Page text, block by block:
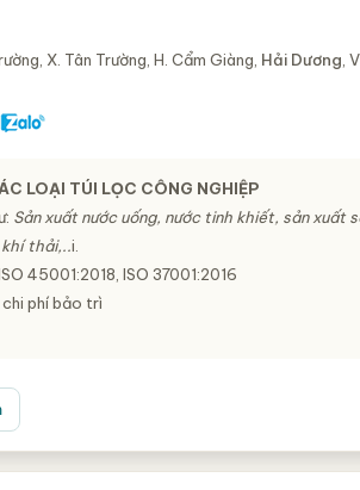
X. Tân Trường, H. Cẩm Giàng, Hải Dương ,
LOẠI TÚI LỌC CÔNG NGHIỆP
Sản xuất nước uống, nước tinh khiết, sản xuất
thải,..i.
45001:2018, ISO 37001:2016
phí bảo trì